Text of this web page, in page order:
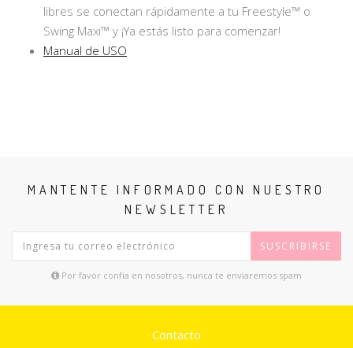
libres se conectan rápidamente a tu Freestyle™ o
Swing Maxi™ y ¡Ya estás listo para comenzar!
Manual de USO
MANTENTE INFORMADO CON NUESTRO
NEWSLETTER
SUSCRIBIRSE
Por favor confía en nosotros, nunca te enviaremos spam
Contacto